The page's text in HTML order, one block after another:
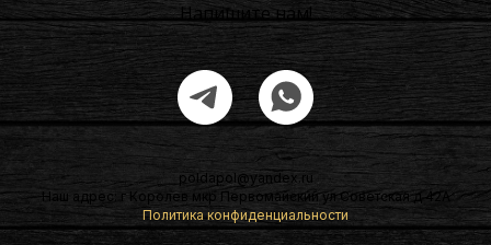
Напишите нам!
poldapol@yandex.ru
Наш адрес: г Королев мкр Первомайский ул Советская д 42А
Политика конфиденциальности